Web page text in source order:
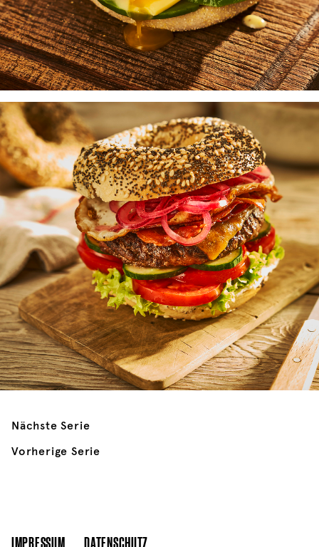
Nächste Serie
Vorherige Serie
IMPRESSUM DATENSCHUTZ